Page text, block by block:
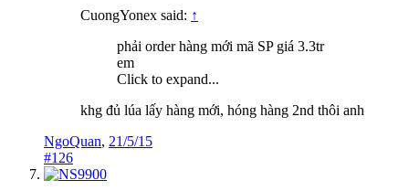
CuongYonex said: ↑
phải order hàng mới mã SP giá 3.3tr
em
Click to expand...
khg đủ lúa lấy hàng mới, hóng hàng 2nd thôi anh
NgoQuan, 21/5/15
#126